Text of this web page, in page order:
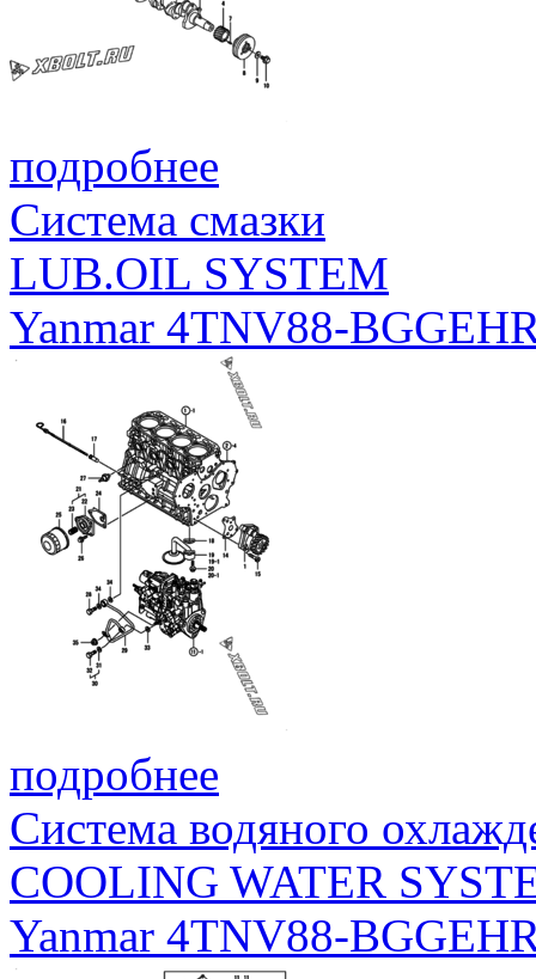
подробнее
Система смазки
LUB.OIL SYSTEM
Yanmar 4TNV88-
подробнее
Система водяного
COOLING WATER
Yanmar 4TNV88-